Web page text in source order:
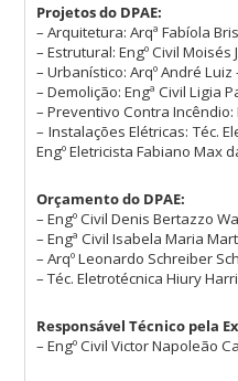
Projetos do DPAE:
– Arquitetura: Arqª Fabíola
– Estrutural: Engº Civil
– Urbanístico: Arqº André Luiz
– Demolição: Engª Civil Ligia
– Preventivo Contra Incêndio:
– Instalações Elétricas: Téc.
Engº Eletricista Fabiano Max
Orçamento do DPAE:
– Engº Civil Denis Bertazzo
– Engª Civil Isabela Maria
– Arqº Leonardo Schreiber
– Téc. Eletrotécnica Hiury
Responsável Técnico pela
– Engº Civil Victor Napoleão